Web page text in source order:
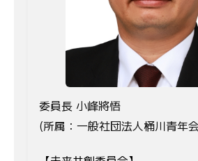
委員長 小峰將悟
(所属：一般社団法人桶川青年